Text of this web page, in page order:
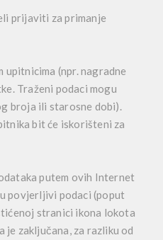
prijaviti za primanje
(npr. nagradne
Traženi podaci mogu
broja ili starosne dobi).
bit će iskorišteni za
putem ovih Internet
povjerljivi podaci (poput
stranici ikona lokota
zaključana, za razliku od